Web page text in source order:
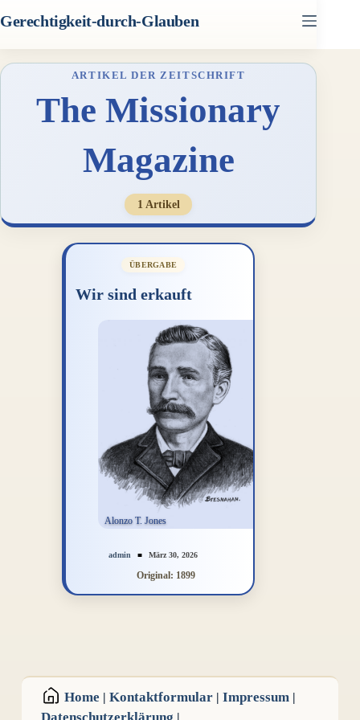
Inhalt
Gerechtigkeit-durch-Glauben
ARTIKEL DER ZEITSCHRIFT
The Missionary
Magazine
1 Artikel
ÜBERGABE
Wir sind erkauft
admin März 30, 2026
Original: 1899
Home | Kontaktformular| Impressum |